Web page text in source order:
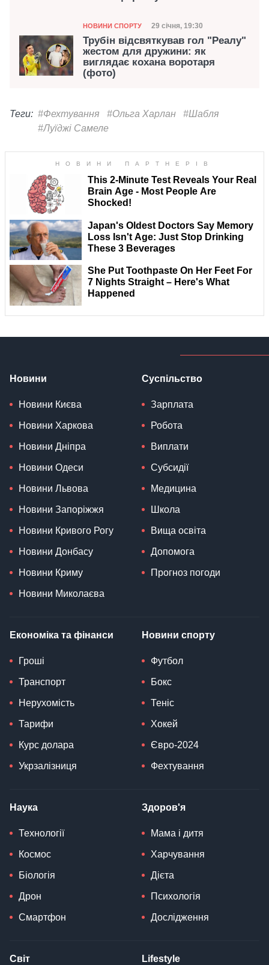
Категорія
НОВИНИ СПОРТУ Дата публікації
29 січня, 19:30
Трубін відсвяткував гол "Реалу"
жестом для дружини: як
виглядає кохана воротаря
(фото)
Теги: #Фехтування #Ольга Харлан
#Шабля
#Луїджі Самеле
Новини
Новини Києва
Новини Харкова
Новини Дніпра
Новини Одеси
Новини Львова
Новини Запоріжжя
Новини Кривого Рогу
Новини Донбасу
Новини Криму
Новини Миколаєва
Суспільство
Зарплата
Робота
Виплати
Субсидії
Медицина
Школа
Вища освіта
Допомога
Прогноз погоди
Економіка та фінанси
Гроші
Транспорт
Нерухомість
Тарифи
Курс долара
Укрзалізниця
Новини спорту
Футбол
Бокс
Теніс
Хокей
Євро-2024
Фехтування
Наука
Технології
Космос
Біологія
Дрон
Смартфон
Здоров'я
Мама і дитя
Харчування
Дієта
Психологія
Дослідження
Світ Lifestyle